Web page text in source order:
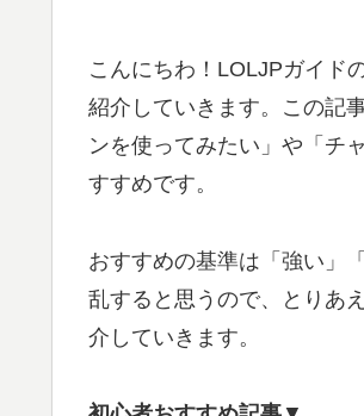
こんにちわ！LOLJPガイド
紹介していきます。この記
ンを使ってみたい」や「チ
すすめです。
おすすめの基準は「強い」
乱すると思うので、とりあ
介していきます。